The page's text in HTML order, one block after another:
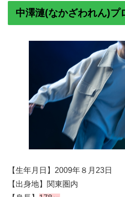
中澤漣(なかざわれん)プ
【生年月日】2009年８月23日
【出身地】関東圏内